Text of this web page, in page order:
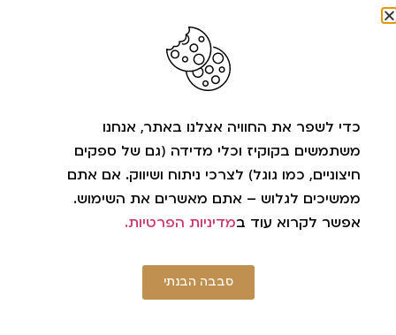
קינוחי כוסות לאירועים עסקיים: הפינאלה המושלם
תעצמו לרגע עיניים ותדמיינו את סצנת הקינוחים באירוע החברה
האחרון שהייתם בו. סביר להניח שהתמונה שעולה לכם בראש כוללת
מגש מתכת עייף, עליו מונחות פרוסות
קרא עוד »
כדי לשפר את החוויה אצלנו באתר, אנחנו
משתמשים בקוקיז וכלי מדידה (גם של ספקים
חיצוניים, כמו גוגל) לצרכי ניתוח ושיווק. אם אתם
ממשיכים לגלוש – אתם מאשרים את השימוש.
אפשר לקרוא עוד במדיניות הפרטיות.
סבבה הבנתי